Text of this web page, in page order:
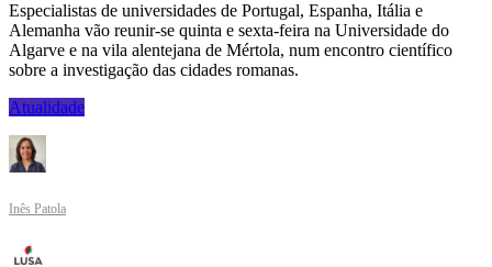
Especialistas de universidades de Portugal, Espanha, Itália e
Alemanha vão reunir-se quinta e sexta-feira na Universidade do
Algarve e na vila alentejana de Mértola, num encontro científico
sobre a investigação das cidades romanas.
Atualidade
Inês Patola